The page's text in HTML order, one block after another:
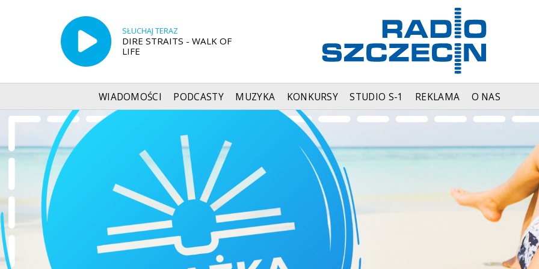
SŁUCHAJ TERAZ
DIRE STRAITS - WALK OF
LIFE
WIADOMOŚCI PODCASTY MUZYKA KONKURSY STUDIO S-1 REKLAMA O NAS